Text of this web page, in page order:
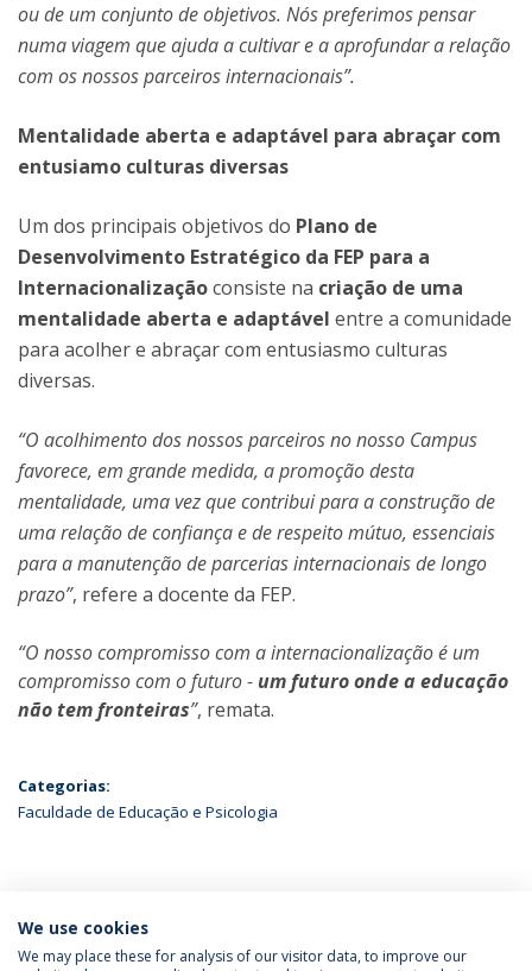
ou de um conjunto de objetivos. Nós preferimos pensar
numa viagem que ajuda a cultivar e a aprofundar a relação
com os nossos parceiros internacionais”.
Mentalidade aberta e adaptável para abraçar com
entusiamo culturas diversas
Um dos principais objetivos do Plano de
Desenvolvimento Estratégico da FEP para a
Internacionalizaçãoconsiste na criação de uma
mentalidade aberta e adaptável entre a comunidade
para acolher e abraçar com entusiasmo culturas
diversas.
“O acolhimento dos nossos parceiros no nosso Campus
favorece, em grande medida, a promoção desta
mentalidade, uma vez que contribui para a construção de
uma relação de confiança e de respeito mútuo, essenciais
para a manutenção de parcerias internacionais de longo
prazo”, refere a docente da FEP.
“O nosso compromisso com a internacionalização é um
compromisso com o futuro - um futuro onde a educação
não tem fronteiras”, remata.
Categorias:
Faculdade de Educação e Psicologia
ÚLTIMAS NOTÍCIAS
We use cookies
We may place these for analysis of our visitor data, to improve our